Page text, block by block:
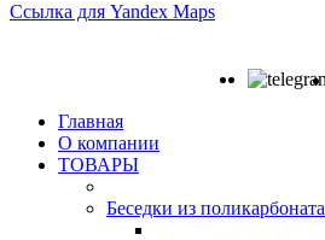
Ссылка для Yandex Maps
Главная
О компании
ТОВАРЫ
Беседки из поликарбоната